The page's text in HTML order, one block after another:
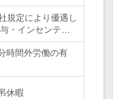
規定により優遇し
・インセンテ…
時間外労働の有
休暇